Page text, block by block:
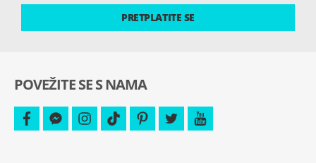
ponude
PRETPLATITE SE
POVEŽITE SE S NAMA
facebookfacebook-
messenger
instagram
tiktokpinterest
twitteryoutube